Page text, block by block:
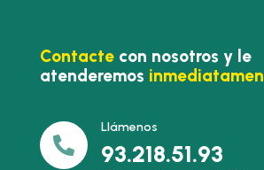
Contactecon nosotros y le
atenderemos

Llámenos
93.218.51.93